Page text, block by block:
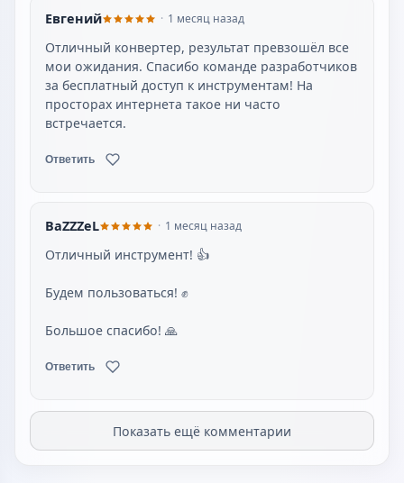
Евгений 1 месяц назад
Отличный конвертер, результат превзошёл все
мои ожидания. Спасибо команде разработчиков
за бесплатный доступ к инструментам! На
просторах интернета такое ни часто
встречается.
Ответить
BaZZZeL 1 месяц назад
Большое спасибо! 🙏
Ответить
Показать ещё комментарии